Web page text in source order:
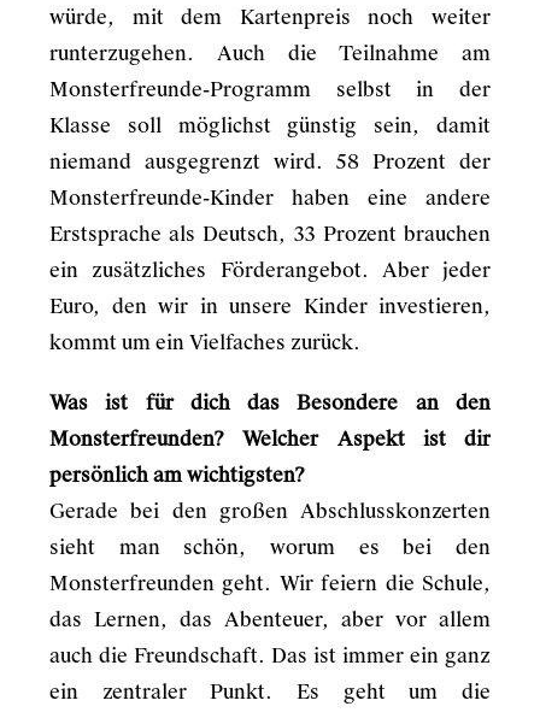
würde, mit dem Kartenpreis noch weiter
runterzugehen. Auch die Teilnahme am
Monsterfreunde-Programm selbst in der
Klasse soll möglichst günstig sein, damit
niemand ausgegrenzt wird. 58 Prozent der
Monsterfreunde-Kinder haben eine andere
Erstsprache als Deutsch, 33 Prozent brauchen
ein zusätzliches Förderangebot. Aber jeder
Euro, den wir in unsere Kinder investieren,
kommt um ein Vielfaches zurück.
Was ist für dich das Besondere an den
Monsterfreunden? Welcher Aspekt ist dir
persönlich am wichtigsten?
Gerade bei den großen Abschlusskonzerten
sieht man schön, worum es bei den
Monsterfreunden geht. Wir feiern die Schule,
das Lernen, das Abenteuer, aber vor allem
auch die Freundschaft. Das ist immer ein ganz
ein zentraler Punkt. Es geht um die